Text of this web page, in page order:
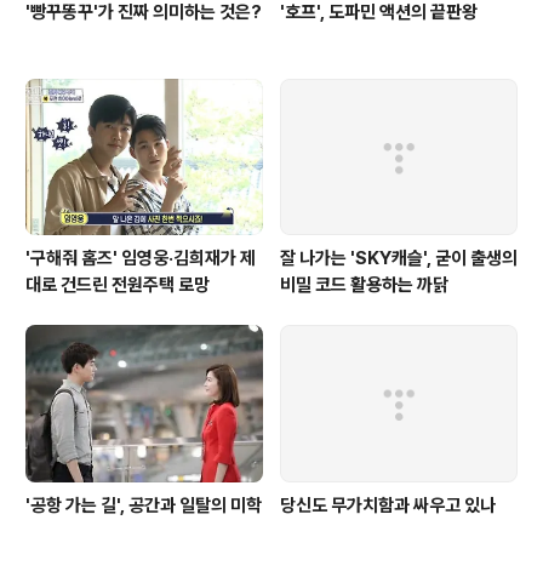
'빵꾸똥꾸'가 진짜 의미하는 것은? '호프', 도파민 액션의 끝판왕
'구해줘 홈즈' 임영웅·김희재가 제
대로 건드린 전원주택 로망
잘 나가는 'SKY캐슬', 굳이 출생의
비밀 코드 활용하는 까닭
'공항 가는 길', 공간과 일탈의 미학 당신도 무가치함과 싸우고 있나